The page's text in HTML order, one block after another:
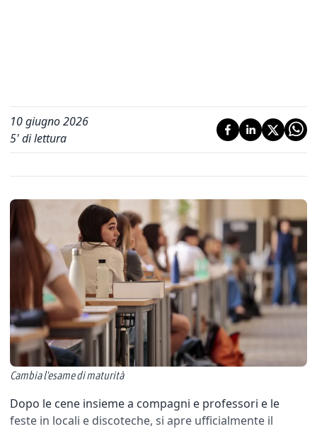
10 giugno 2026
5' di lettura
Cambia l'esame di maturità
Dopo le cene insieme a compagni e professori e le
feste in locali e discoteche, si apre ufficialmente il